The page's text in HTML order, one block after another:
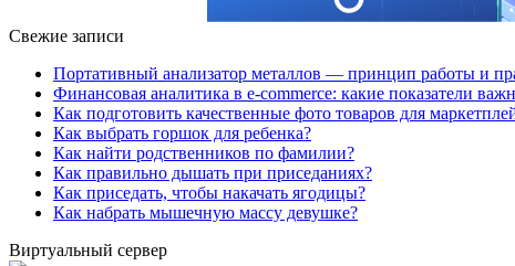
Свежие записи
Портативный анализатор металлов — принцип работы и
Финансовая аналитика в e-commerce: какие показатели
Как подготовить качественные фото товаров для
Как выбрать горшок для ребенка?
Как найти родственников по фамилии?
Как правильно дышать при приседаниях?
Как приседать, чтобы накачать ягодицы?
Как набрать мышечную массу девушке?
Виртуальный сервер